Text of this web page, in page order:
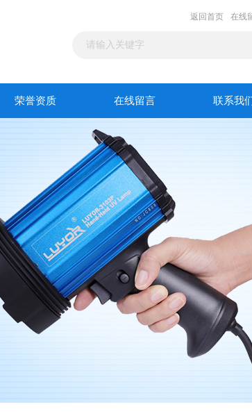
返回首页 在线
荣誉资质 在线留言 联系我